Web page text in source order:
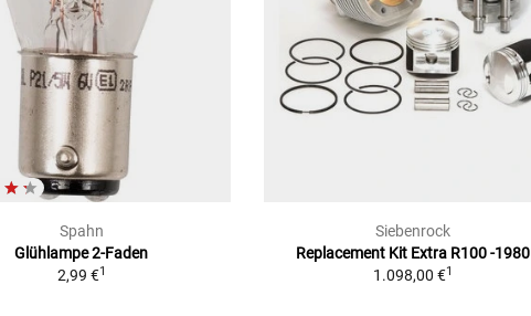
Spahn
Glühlampe 2-Faden
2,99 €1
Siebenrock
Replacement Kit Extra R100 -1980
1.098,00 €1